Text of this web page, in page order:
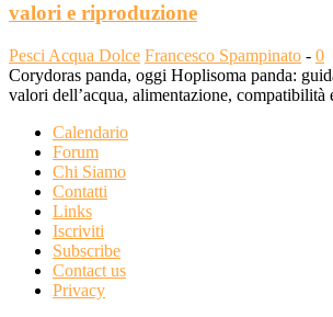
valori e riproduzione
Pesci Acqua Dolce Francesco Spampinato - 0
Corydoras panda, oggi Hoplisoma panda:
valori dell’acqua, alimentazione, compatibilità
Calendario
Forum
Chi Siamo
Contatti
Links
Iscriviti
Subscribe
Contact us
Privacy